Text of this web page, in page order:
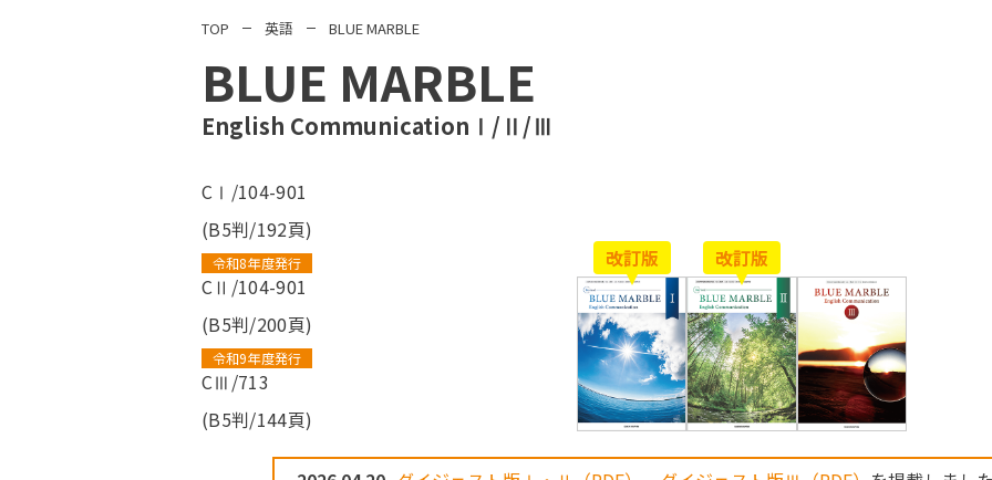
TOP 英語 BLUE MARBLE
BLUE MARBLE
English CommunicationⅠ/Ⅱ/Ⅲ
CⅠ/104-901
(B5判/192頁)
令和8年度発行
CⅡ/104-901
(B5判/200頁)
令和9年度発行
CⅢ/713
(B5判/144頁)
改訂版 改訂版